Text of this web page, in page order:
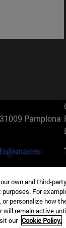
Pamplona
3 28023
own and third-
For
personalize how
will remain active
our Cookie Policy.